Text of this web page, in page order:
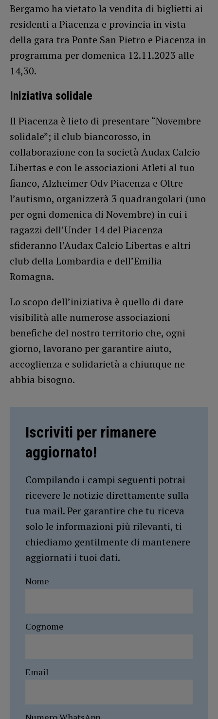
Bergamo ha vietato la vendita di biglietti ai
residenti a Piacenza e provincia in vista
della gara tra Ponte San Pietro e Piacenza in
programma per domenica 12.11.2023 alle
14,30.
Iniziativa solidale
Il Piacenza è lieto di presentare “Novembre
solidale”; il club biancorosso, in
collaborazione con la società Audax Calcio
Libertas e con le associazioni Atleti al tuo
fianco, Alzheimer Odv Piacenza e Oltre
l’autismo, organizzerà 3 quadrangolari (uno
per ogni domenica di Novembre) in cui i
ragazzi dell’Under 14 del Piacenza
sfideranno l’Audax Calcio Libertas e altri
club della Lombardia e dell’Emilia
Romagna.
Lo scopo dell’iniziativa è quello di dare
visibilità alle numerose associazioni
benefiche del nostro territorio che, ogni
giorno, lavorano per garantire aiuto,
accoglienza e solidarietà a chiunque ne
abbia bisogno.
Iscriviti per rimanere
aggiornato!
Compilando i campi seguenti potrai
ricevere le notizie direttamente sulla
tua mail. Per garantire che tu riceva
solo le informazioni più rilevanti, ti
chiediamo gentilmente di mantenere
aggiornati i tuoi dati.
Nome
Cognome
Email